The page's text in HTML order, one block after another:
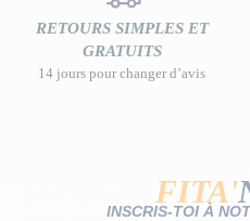
RETOURS SIMPLES ET
GRATUITS
14 jours pour changer d’avis
FITA'
INSCRIS-TOI À